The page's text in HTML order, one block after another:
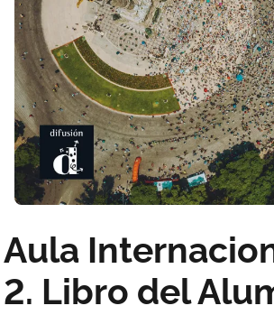
Aula
2. Libro del